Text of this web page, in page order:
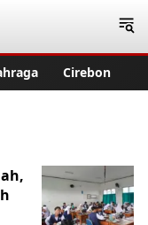
Cirebon